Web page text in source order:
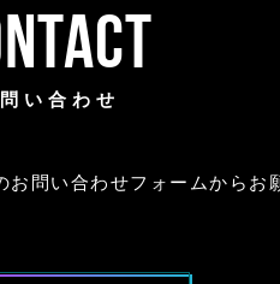
い合わせ
問い合わせフォームからお